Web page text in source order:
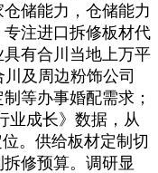
储能力，仓储能力
专注进口拆修板材代
有合川当地上万平
及周边粉饰公司
等办事婚配需求；
业成长》数据，从
。供给板材定制切
修预算。调研显